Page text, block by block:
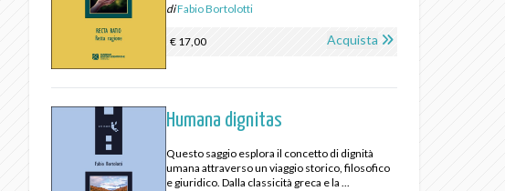
diFabio Bortolotti
€ 17,00 Acquista
Humana dignitas
Questo saggio esplora il concetto di dignità
umana attraverso un viaggio storico, filosofico
e giuridico. Dalla classicità greca e la ...